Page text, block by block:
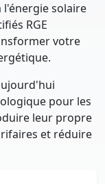
l'énergie solaire
RGE
votre
pour les
leur propre
et réduire